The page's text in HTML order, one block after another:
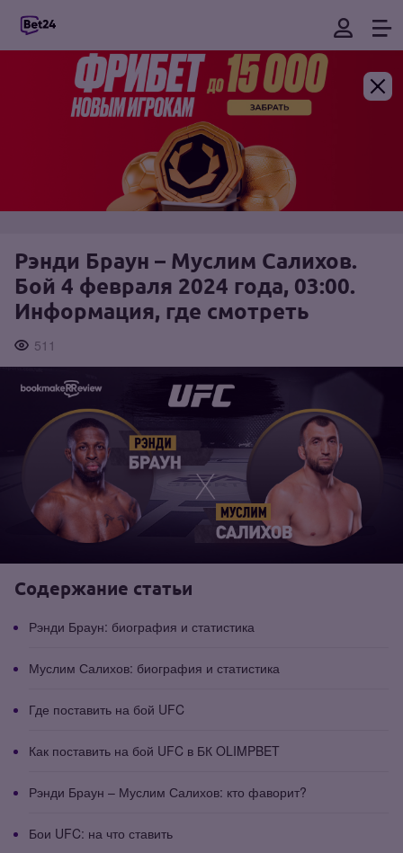
Рэнди Браун – Муслим Салихов.
Бой 4 февраля 2024 года, 03:00.
Информация, где смотреть
511
Содержание статьи
Рэнди Браун: биография и статистика
Муслим Салихов: биография и статистика
Где поставить на бой UFC
Как поставить на бой UFC в БК OLIMPBET
Рэнди Браун – Муслим Салихов: кто фаворит?
Бои UFC: на что ставить